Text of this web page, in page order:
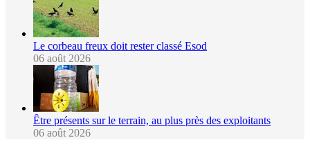
Le corbeau freux doit rester classé Esod
06 août 2026
Être présents sur le terrain, au plus près des exploitants
06 août 2026